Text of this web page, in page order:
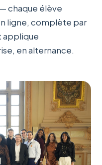
chaque élève
ligne, complète par
applique
en alternance.